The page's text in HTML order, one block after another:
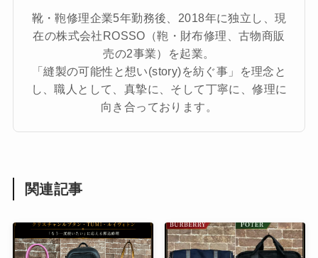
靴・鞄修理企業5年勤務後、2018年に独立し、現
在の株式会社ROSSO（鞄・財布修理、古物商販
売の2事業）を起業。
「縫製の可能性と想い(story)を紡ぐ事」を理念と
し、職人として、真摯に、そして丁寧に、修理に
向き合っております。
関連記事